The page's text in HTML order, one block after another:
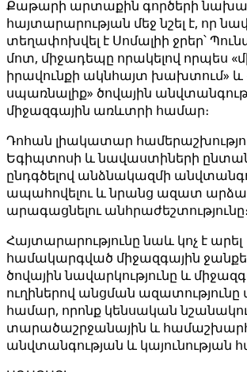
Քաթարի արտաքին գործերի
հայտարարության մեջ նշել է, որ
տեղափոխվել է Սոմալիի ջրեր՝
մոտ, միջադեպը որակելով որպես
իրավունքի ակնհայտ խախտում» և
սպառնալիք» ծովային
միջազգային առևտրի համար։
Դոհան լիակատար
Եգիպտոսի և նավաստիների
ընդգծելով անձնակազմի
ապահովելու և նրանց ազատ
արագացնելու անհրաժեշտությունը։
Հայտարարությունը նաև կոչ է արել
համակարգված միջազգային
ծովային նավարկությունը և
ուղիներով անցման
համար, որոնք կենսական
տարածաշրջանային և
անվտանգության և կայունության